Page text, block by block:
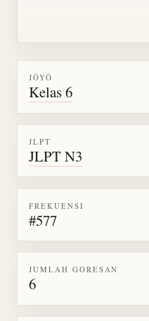
JŌYŌ
Kelas 6
JLPT
JLPT N3
FREKUENSI
#577
JUMLAH GORESAN
6